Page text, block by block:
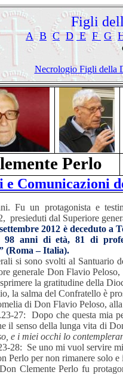
Figli
A B C D E F G
Necrologio Figli della
Perlo
e Comunicazioni
Fu un protagonista e
presieduti dal Superiore
2012 è deceduto a
98 anni di età, 81 di
(Roma – Italia).
si sono svolti al Santuario
generale Don Flavio
la gratitudine della
la salma del Confratello è
di Don Flavio Peloso,
27: Dopo che questa mia
il senso della lunga vita di
e i miei occhi lo
28: Se uno mi vuol servire
Perlo per non rimanere solo e
Perlo fu protagonista